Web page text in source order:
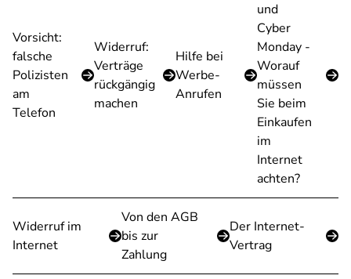
Vorsicht:
falsche
Polizisten
am
Telefon
Widerruf:
Verträge
rückgängig
machen
Hilfe bei
Werbe-
Anrufen
und
Cyber
Monday -
Worauf
müssen
Sie beim
Einkaufen
im
Internet
achten?
Widerruf im
Internet
Von den AGB
bis zur
Zahlung
Der Internet-
Vertrag